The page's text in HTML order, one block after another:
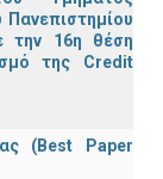
την 16η θέση
της Credit
(Best Paper